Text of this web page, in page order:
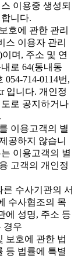
이용중 생성되
니다.
호에 관한 관리
스 이용자 관리
며, 주소 및 연
로 64(동내동
054-714-0114번,
입니다. 개인정
로 공지하거나
이용고객의 별
공하지 않습니
이용고객의 별
고객의 개인정
른 수사기관의 서
수사협조의 목
에 성명, 주소 등
경우
보호에 관한 법
등 법률에 특별